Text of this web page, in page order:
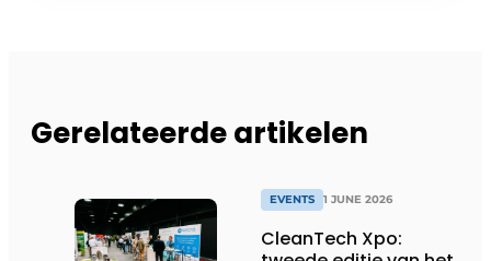
Gerelateerde artikelen
EVENTS 1 JUNE 2026
CleanTech Xpo: